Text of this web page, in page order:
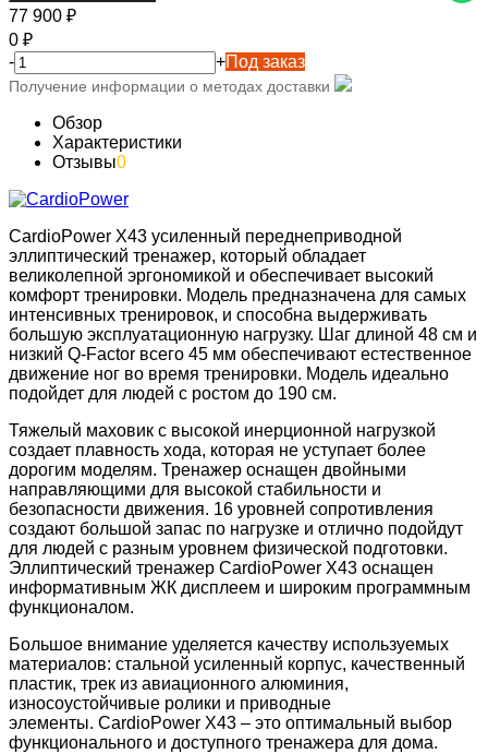
77 900 ₽
0 ₽
-
+Под заказ
Получение информации о методах доставки
Обзор
Характеристики
Отзывы0
CardioPower X43 усиленный переднеприводной
эллиптический тренажер, который обладает
великолепной эргономикой и обеспечивает высокий
комфорт тренировки. Модель предназначена для самых
интенсивных тренировок, и способна выдерживать
большую эксплуатационную нагрузку. Шаг длиной 48 см и
низкий Q-Factor всего 45 мм обеспечивают естественное
движение ног во время тренировки. Модель идеально
подойдет для людей с ростом до 190 см.
Тяжелый маховик с высокой инерционной нагрузкой
создает плавность хода, которая не уступает более
дорогим моделям. Тренажер оснащен двойными
направляющими для высокой стабильности и
безопасности движения. 16 уровней сопротивления
создают большой запас по нагрузке и отлично подойдут
для людей с разным уровнем физической подготовки.
Эллиптический тренажер CardioPower X43 оснащен
информативным ЖК дисплеем и широким программным
функционалом.
Большое внимание уделяется качеству используемых
материалов: стальной усиленный корпус, качественный
пластик, трек из авиационного алюминия,
износоустойчивые ролики и приводные
элементы. CardioPower Х43 – это оптимальный выбор
функционального и доступного тренажера для дома.